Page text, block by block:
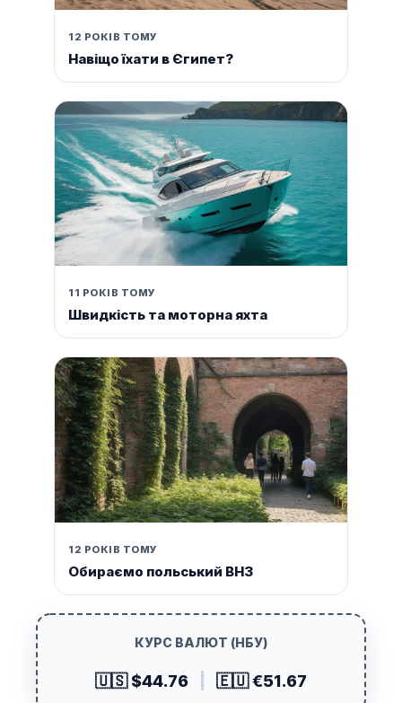
12 РОКІВ ТОМУ
Навіщо їхати в Єгипет?
11 РОКІВ ТОМУ
Швидкість та моторна яхта
12 РОКІВ ТОМУ
Обираємо польський ВНЗ
КУРС ВАЛЮТ (НБУ)
🇺🇸 $44.76 🇪🇺 €51.67